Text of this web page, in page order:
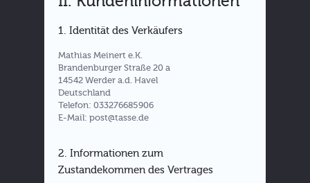
1. Identität des Verkäufers
Mathias Meinert e.K.
Brandenburger Straße 20 a
14542 Werder a.d. Havel
Deutschland
Telefon: 033276685906
E-Mail: post@tasse.de
2. Informationen zum
Zustandekommen des Vertrages